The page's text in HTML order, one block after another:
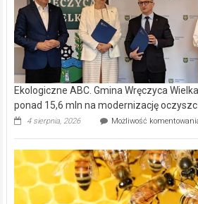
Ekologiczne ABC. Gmina Wręczyca
ponad 15,6 mln na modernizację
4 sierpnia, 2026 Możliwość